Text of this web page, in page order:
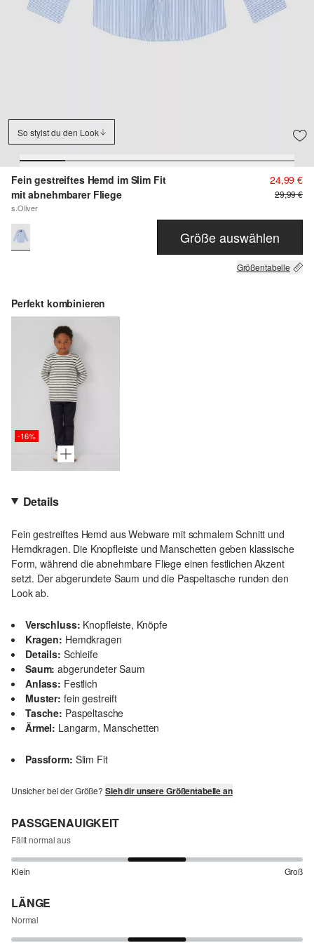
So stylst du den Look
Fein gestreiftes Hemd im Slim Fit
mit abnehmbarer Fliege
s.Oliver
24,99 €
29,99 €
Größe auswählen
Größentabelle
Perfekt kombinieren
-16%
Details
Fein gestreiftes Hemd aus Webware mit schmalem Schnitt und
Hemdkragen. Die Knopfleiste und Manschetten geben klassische
Form, während die abnehmbare Fliege einen festlichen Akzent
setzt. Der abgerundete Saum und die Paspeltasche runden den
Look ab.
Verschluss: Knopfleiste, Knöpfe
Kragen: Hemdkragen
Details: Schleife
Saum: abgerundeter Saum
Anlass: Festlich
Muster: fein gestreift
Tasche: Paspeltasche
Ärmel: Langarm, Manschetten
Passform: Slim Fit
Unsicher bei der Größe? Sieh dir unsere Größentabelle an
PASSGENAUIGKEIT
Fällt normal aus
Klein Groß
LÄNGE
Normal